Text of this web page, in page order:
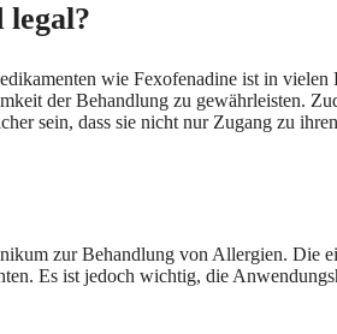
legal?
wie Fexofenadine ist in
der Behandlung zu gewährleisten.
sein, dass sie nicht nur Zugang zu
zur Behandlung von Allergien.
Es ist jedoch wichtig, die